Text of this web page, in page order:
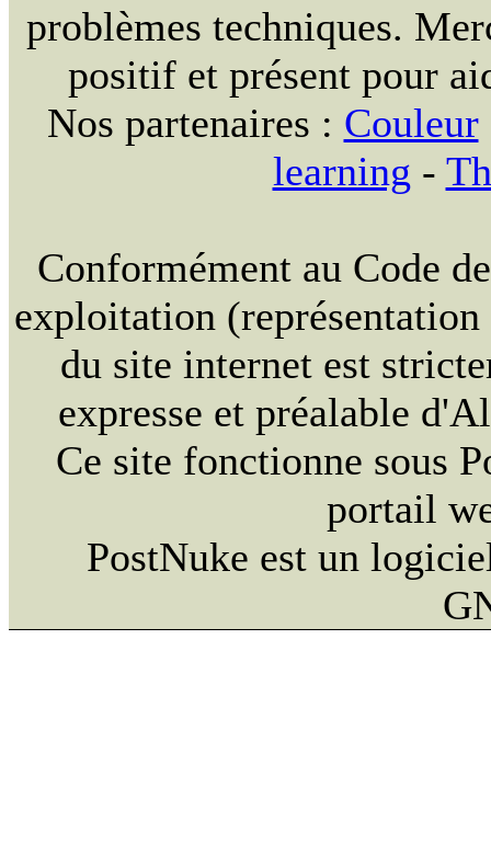
problèmes techniques.
positif et présent pour
Nos partenaires : Couleur
learning -
Conformément au Code
exploitation
du site internet est
expresse et préalable
Ce site fonctionne sous
portail
PostNuke est un